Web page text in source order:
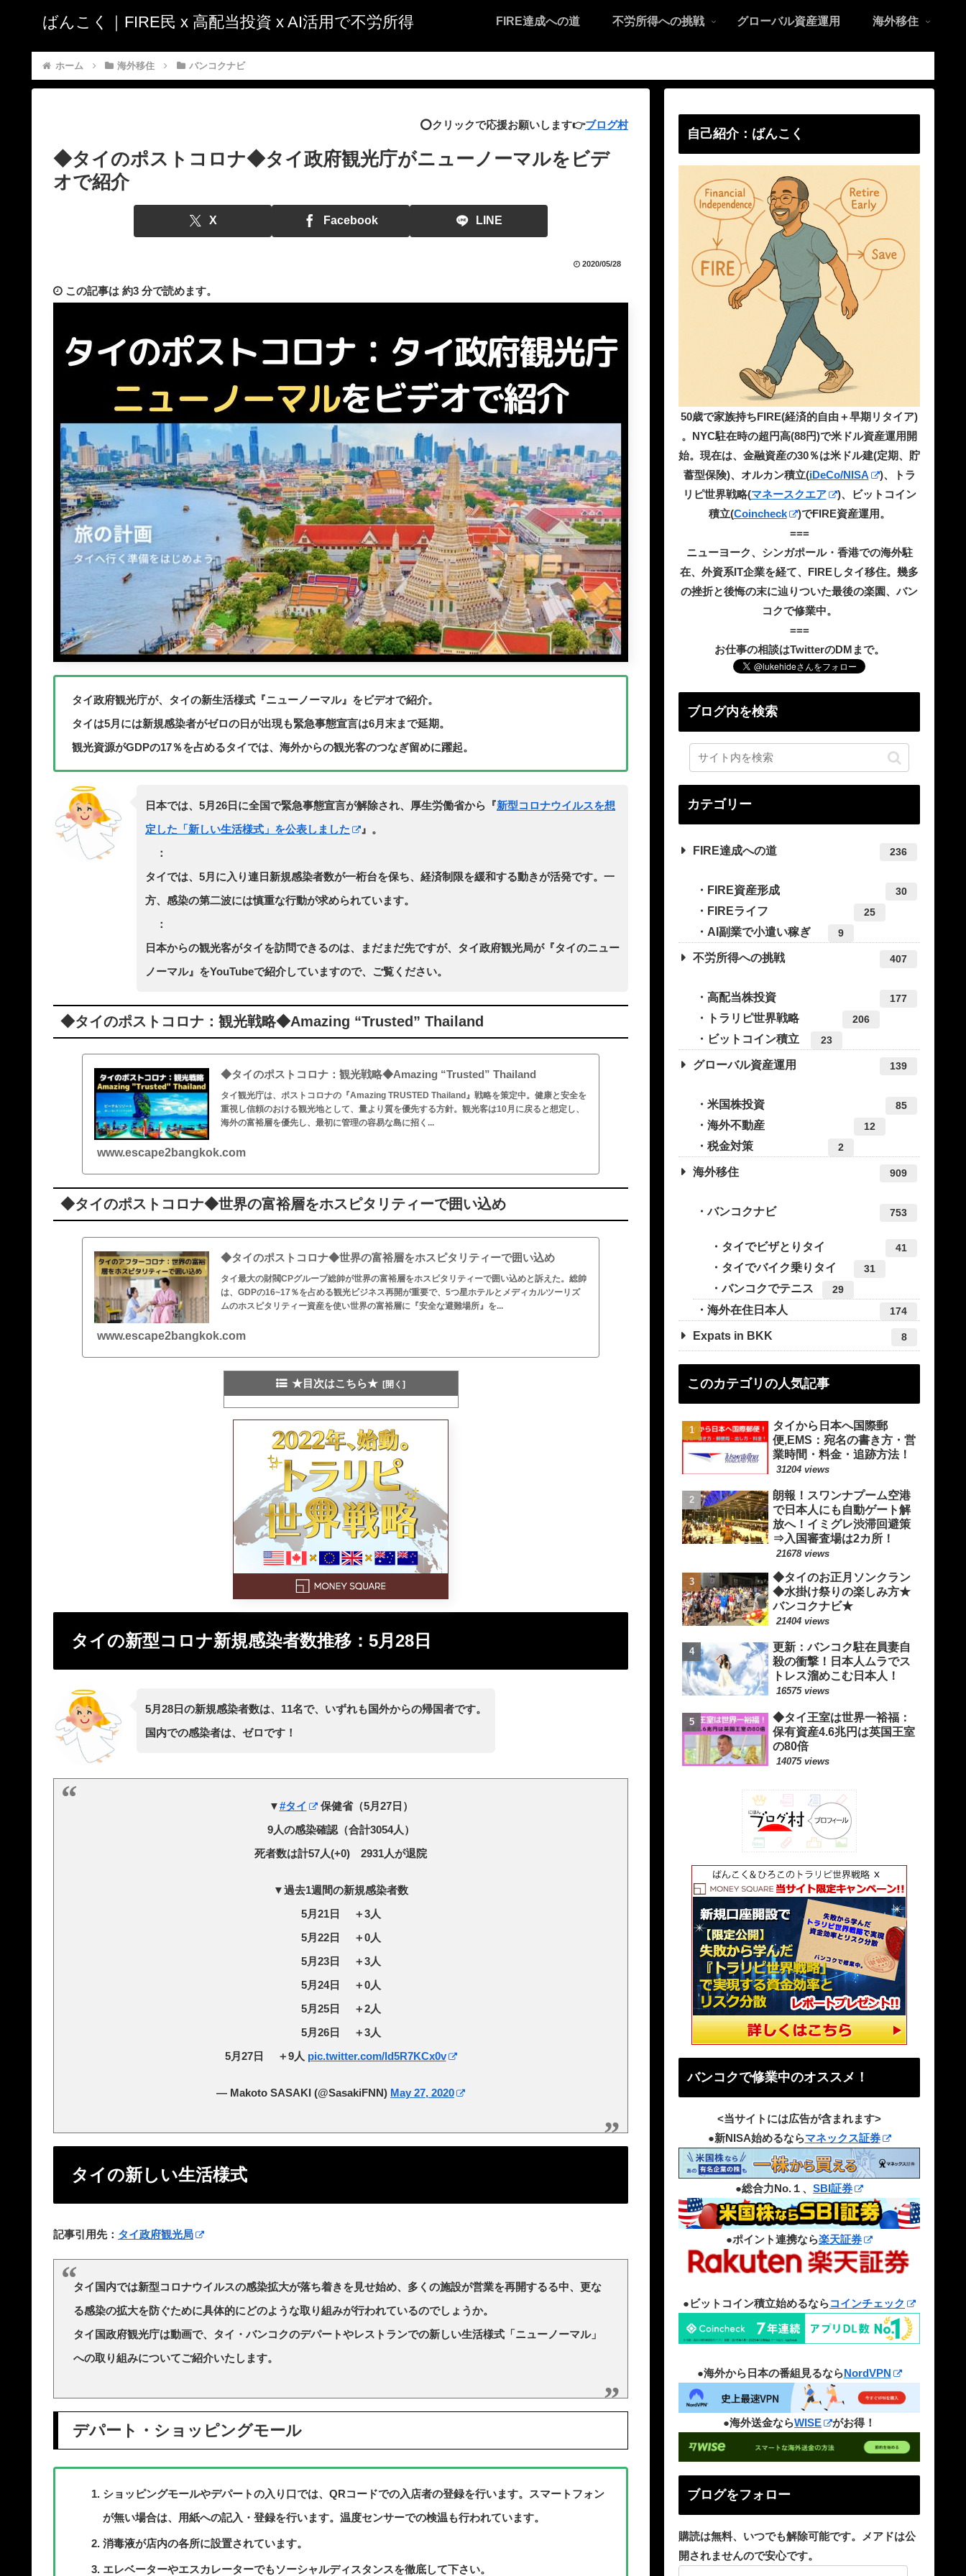
ばんこく｜FIRE民 x 高配当投資 x AI活用で不労所得 FIRE達成への道 不労所得への挑戦 グローバル資産運用 海外移住
ホーム 海外移住 バンコクナビ
⭕️クリックで応援お願いします👉ブログ村
◆タイのポストコロナ◆タイ政府観光庁がニューノーマルをビデ
オで紹介
X Facebook LINE
2020/05/28
この記事は 約3 分で読めます。
タイ政府観光庁が、タイの新生活様式『ニューノーマル』をビデオで紹介。
タイは5月には新規感染者がゼロの日が出現も緊急事態宣言は6月末まで延期。
観光資源がGDPの17％を占めるタイでは、海外からの観光客のつなぎ留めに躍起。
日本では、5月26日に全国で緊急事態宣言が解除され、厚生労働省から『新型コロナウイルスを想
定した「新しい生活様式」を公表しました
』。
：
タイでは、5月に入り連日新規感染者数が一桁台を保ち、経済制限を緩和する動きが活発です。一
方、感染の第二波には慎重な行動が求められています。
：
日本からの観光客がタイを訪問できるのは、まだまだ先ですが、タイ政府観光局が『タイのニュー
ノーマル』をYouTubeで紹介していますので、ご覧ください。
◆タイのポストコロナ：観光戦略◆Amazing “Trusted” Thailand
◆タイのポストコロナ：観光戦略◆Amazing “Trusted” Thailand
タイ観光庁は、ポストコロナの『Amazing TRUSTED Thailand』戦略を策定中。健康と安全を
重視し信頼のおける観光地として、量より質を優先する方針。観光客は10月に戻ると想定し、
海外の富裕層を優先し、最初に管理の容易な島に招く...
www.escape2bangkok.com
◆タイのポストコロナ◆世界の富裕層をホスピタリティーで囲い込め
◆タイのポストコロナ◆世界の富裕層をホスピタリティーで囲い込め
タイ最大の財閥CPグループ総帥が世界の富裕層をホスピタリティーで囲い込めと訴えた。総帥
は、GDPの16~17％を占める観光ビジネス再開が重要で、5つ星ホテルとメディカルツーリズ
ムのホスピタリティー資産を使い世界の富裕層に『安全な避難場所』を...
www.escape2bangkok.com
★目次はこちら★
タイの新型コロナ新規感染者数推移：5月28日
5月28日の新規感染者数は、11名で、いずれも国外からの帰国者です。
国内での感染者は、ゼロです！
▼#タイ
保健省（5月27日）
9人の感染確認（合計3054人）
死者数は計57人(+0) 2931人が退院
▼過去1週間の新規感染者数
5月21日 ＋3人
5月22日 ＋0人
5月23日 ＋3人
5月24日 ＋0人
5月25日 ＋2人
5月26日 ＋3人
5月27日 ＋9人 pic.twitter.com/ld5R7KCx0v
— Makoto SASAKI (@SasakiFNN) May 27, 2020
タイの新しい生活様式
記事引用先： タイ政府観光局
タイ国内では新型コロナウイルスの感染拡大が落ち着きを見せ始め、多くの施設が営業を再開するる中、更な
る感染の拡大を防ぐために具体的にどのような取り組みが行われているのでしょうか。
タイ国政府観光庁は動画で、タイ・バンコクのデパートやレストランでの新しい生活様式「ニューノーマル」
への取り組みについてご紹介いたします。
デパート・ショッピングモール
ショッピングモールやデパートの入り口では、QRコードでの入店者の登録を行います。スマートフォン
が無い場合は、用紙への記入・登録を行います。温度センサーでの検温も行われています。
消毒液が店内の各所に設置されています。
エレベーターやエスカレーターでもソーシャルディスタンスを徹底して下さい。
自己紹介：ばんこく
50歳で家族持ちFIRE(経済的自由＋早期リタイア)
。NYC駐在時の超円高(88円)で米ドル資産運用開
始。現在は、金融資産の30％は米ドル建(定期、貯
蓄型保険)、オルカン積立(iDeCo/NISA
)、トラ
リピ世界戦略(マネースクエア
)、ビットコイン
積立(Coincheck
)でFIRE資産運用。
===
ニューヨーク、シンガポール・香港での海外駐
在、外資系IT企業を経て、FIREしタイ移住。幾多
の挫折と後悔の末に辿りついた最後の楽園、バン
コクで修業中。
===
お仕事の相談はTwitterのDMまで。
ブログ内を検索
カテゴリー
FIRE達成への道 236
FIRE資産形成 30
FIREライフ 25
AI副業で小遣い稼ぎ 9
不労所得への挑戦 407
高配当株投資 177
トラリピ世界戦略 206
ビットコイン積立 23
グローバル資産運用 139
米国株投資 85
海外不動産 12
税金対策 2
海外移住 909
バンコクナビ 753
タイでビザとりタイ 41
タイでバイク乗りタイ 31
バンコクでテニス 29
海外在住日本人 174
Expats in BKK 8
このカテゴリの人気記事
タイから日本へ国際郵
便,EMS：宛名の書き方・営
業時間・料金・追跡方法！
31204 views
朗報！スワンナプーム空港
で日本人にも自動ゲート解
放へ！イミグレ渋滞回避策
⇒入国審査場は2カ所！
21678 views
◆タイのお正月ソンクラン
◆水掛け祭りの楽しみ方★
バンコクナビ★
21404 views
更新：バンコク駐在員妻自
殺の衝撃！日本人ムラでス
トレス溜めこむ日本人！
16575 views
◆タイ王室は世界一裕福：
保有資産4.6兆円は英国王室
の80倍
14075 views
バンコクで修業中のオススメ！
<当サイトには広告が含まれます>
●新NISA始めるならマネックス証券
●総合力No.１、 SBI証券
●ポイント連携なら楽天証券
●ビットコイン積立始めるならコインチェック
●海外から日本の番組見るならNordVPN
●海外送金ならWISE がお得！
ブログをフォロー
購読は無料、いつでも解除可能です。メアドは公
開されませんので安心です。